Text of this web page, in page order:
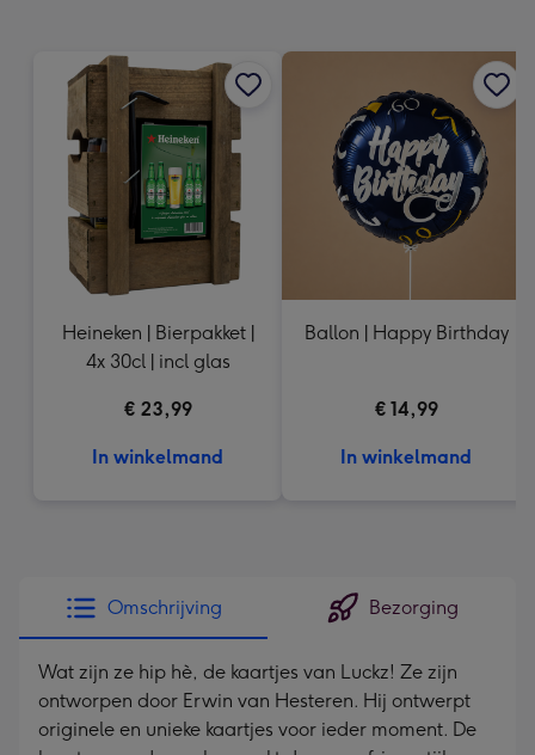
241
x
333
mm
Heineken | Bierpakket |
4x 30cl | incl glas
€ 23,99
In winkelmand
Ballon | Happy Birthday
€ 14,99
In winkelmand
Omschrijving Bezorging
Wat zijn ze hip hè, de kaartjes van Luckz! Ze zijn
ontworpen door Erwin van Hesteren. Hij ontwerpt
originele en unieke kaartjes voor ieder moment. De